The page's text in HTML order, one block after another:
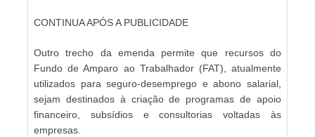
CONTINUA APÓS A PUBLICIDADE
Outro trecho da emenda permite que recursos do
Fundo de Amparo ao Trabalhador (FAT), atualmente
utilizados para seguro-desemprego e abono salarial,
sejam destinados à criação de programas de apoio
financeiro, subsídios e consultorias voltadas às
empresas.